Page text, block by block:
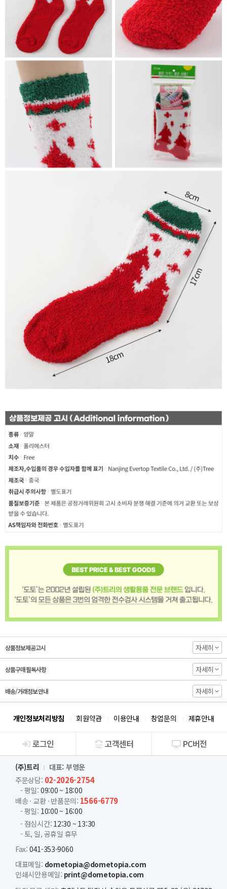
상품정보제공고시 자세히
상품구매 필독사항 자세히
배송/거래정보 안내 자세히
개인정보처리방침 회원약관 이용안내 창업문의 제휴안내
회사소개
로그인 고객센터 PC버전
(주)트리
대표: 부영운
주문상담: 02-2026-2754
- 평일: 09:00 ~ 18:00
배송 · 교환 · 반품문의: 1566-6779
- 평일: 10:00 ~ 16:00
- 점심시간: 12:30 ~ 13:30
- 토, 일, 공휴일 휴무
Fax: 041-353-9060
대표메일: dometopia@dometopia.com
인쇄시안용메일: print@dometopia.com